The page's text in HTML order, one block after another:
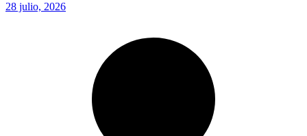
28 julio, 2026